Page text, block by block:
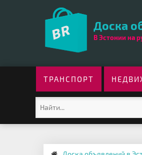
Доска
В Эстонии на
ТРАНСПОРТ